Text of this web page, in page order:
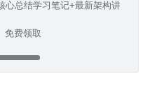
心总结学习笔记+最新架构讲解视
费领取